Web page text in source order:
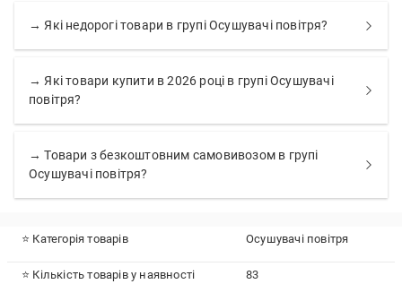
→ Які недорогі товари в групі Осушувачі повітря?
→ Які товари купити в 2026 році в групі Осушувачі
повітря?
→ Товари з безкоштовним самовивозом в групі
Осушувачі повітря?
⭐ Категорія товарів Осушувачі повітря
⭐ Кількість товарів у наявності 83